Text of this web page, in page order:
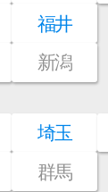
福井
新潟
埼玉
群馬